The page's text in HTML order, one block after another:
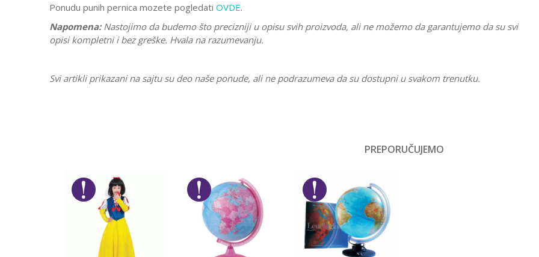
Ponudu punih pernica mozete pogledati OVDE.
Napomena:Nastojimo da budemo što precizniji u opisu svih proizvoda, ali ne možemo da garantujemo da su svi
opisi kompletni i bez greške. Hvala na razumevanju.
Svi artikli prikazani na sajtu su deo naše ponude, ali ne podrazumeva da su dostupni u svakom trenutku.
Brend
No name
Poruka
PREPORUČUJEMO